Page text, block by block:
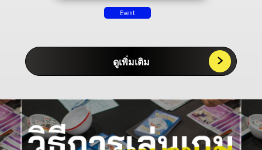
Event
ดูเพิ่มเติม